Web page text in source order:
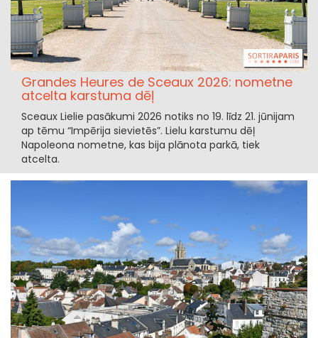
Grandes Heures de Sceaux 2026: nometne
atcelta karstuma dēļ
Sceaux Lielie pasākumi 2026 notiks no 19. līdz 21. jūnijam
ap tēmu “Impērija sievietēs”. Lielu karstumu dēļ
Napoleona nometne, kas bija plānota parkā, tiek
atcelta.